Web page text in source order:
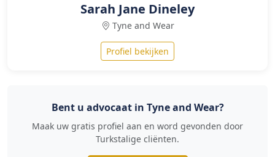
Sarah Jane Dineley
Tyne and Wear
Profiel bekijken
Bent u advocaat in Tyne and Wear?
Maak uw gratis profiel aan en word gevonden door
Turkstalige cliënten.